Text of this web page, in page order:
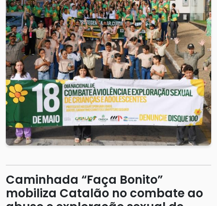
Caminhada “Faça Bonito”
mobiliza Catalão no combate ao